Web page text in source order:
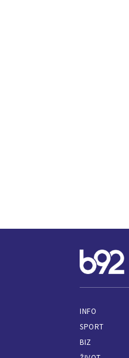
INFO
SPORT
BIZ